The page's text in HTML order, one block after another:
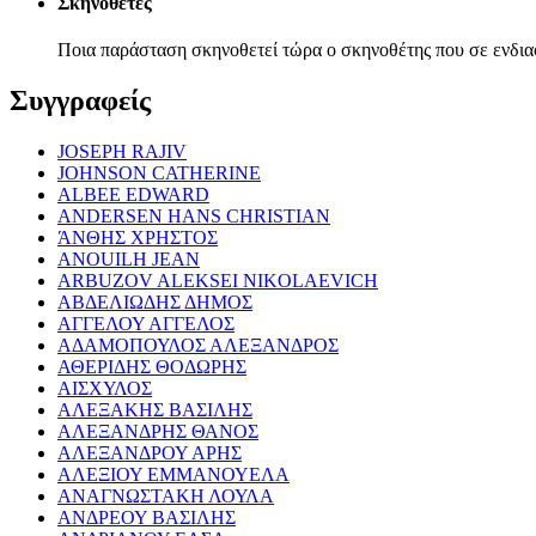
Ποια παράσταση σκηνοθετεί τώρα ο σκηνοθέτης που σε
Συγγραφείς
JOSEPH RAJIV
JOHNSON CATHERINE
ALBEE EDWARD
ANDERSEN HANS CHRISTIAN
ΆΝΘΗΣ ΧΡΗΣΤΟΣ
ANOUILH JEAN
ARBUZOV ALEKSEI NIKOLAEVICH
ΑΒΔΕΛΙΩΔΗΣ ΔΗΜΟΣ
ΑΓΓΕΛΟΥ ΑΓΓΕΛΟΣ
ΑΔΑΜΟΠΟΥΛΟΣ ΑΛΕΞΑΝΔΡΟΣ
ΑΘΕΡΙΔΗΣ ΘΟΔΩΡΗΣ
ΑΙΣΧΥΛΟΣ
ΑΛΕΞΑΚΗΣ ΒΑΣΙΛΗΣ
ΑΛΕΞΑΝΔΡΗΣ ΘΑΝΟΣ
ΑΛΕΞΑΝΔΡΟΥ ΑΡΗΣ
ΑΛΕΞΙΟΥ ΕΜΜΑΝΟΥΕΛΑ
ΑΝΑΓΝΩΣΤΑΚΗ ΛΟΥΛΑ
ΑΝΔΡΕΟΥ ΒΑΣΙΛΗΣ